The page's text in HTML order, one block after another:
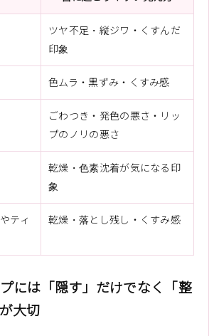
ツヤ不足・縦ジワ・くすんだ
印象
色ムラ・黒ずみ・くすみ感
ごわつき・発色の悪さ・リッ
プのノリの悪さ
乾燥・色素沈着が気になる印
象
ティ
乾燥・落とし残し・くすみ感
には「隠す」だけでなく「整
大切